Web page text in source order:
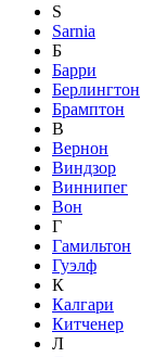
S
Sarnia
Б
Барри
Берлингтон
Брамптон
В
Вернон
Виндзор
Виннипег
Вон
Г
Гамильтон
Гуэлф
К
Калгари
Китченер
Л